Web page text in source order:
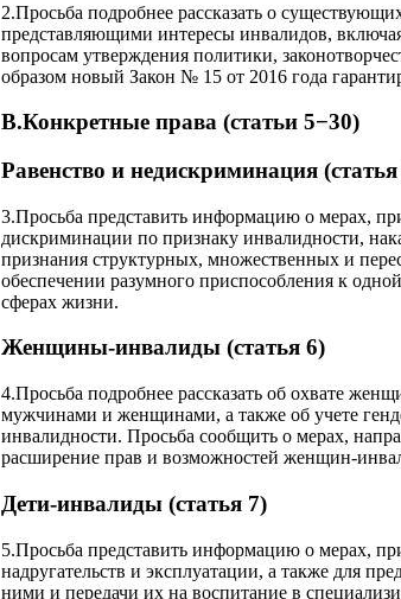
2.Просьба подробнее рассказать о
представляющими интересы инвалидов,
вопросам утверждения политики,
образом новый Закон № 15 от 2016 года
B.Конкретные права (статьи 5−30)
Равенство и недискриминация
3.Просьба представить информацию о мерах,
дискриминации по признаку инвалидности,
признания структурных, множественных и
обеспечении разумного приспособления к
сферах жизни.
Женщины-инвалиды (статья 6)
4.Просьба подробнее рассказать об охвате
мужчинами и женщинами, а также об учете
инвалидности. Просьба сообщить о мерах,
расширение прав и возможностей женщин-
Дети-инвалиды (статья 7)
5.Просьба представить информацию о мерах,
надругательств и эксплуатации, а также для
ними и передачи их на воспитание в